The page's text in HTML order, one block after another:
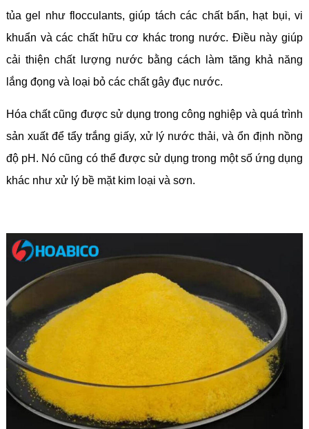
tủa gel như flocculants, giúp tách các chất bẩn, hạt bụi, vi
khuẩn và các chất hữu cơ khác trong nước. Điều này giúp
cải thiện chất lượng nước bằng cách làm tăng khả năng
lắng đọng và loại bỏ các chất gây đục nước.
Hóa chất cũng được sử dụng trong công nghiệp và quá trình
sản xuất để tẩy trắng giấy, xử lý nước thải, và ổn định nồng
độ pH. Nó cũng có thể được sử dụng trong một số ứng dụng
khác như xử lý bề mặt kim loại và sơn.